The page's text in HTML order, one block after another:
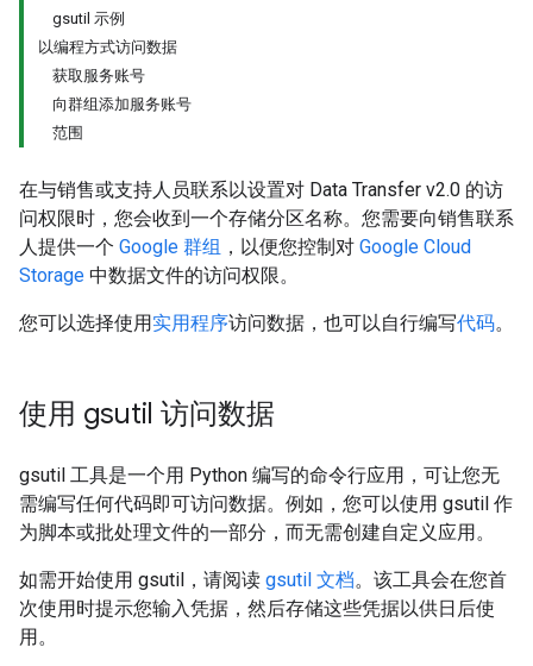
gsutil 示例
以编程方式访问数据
获取服务账号
向群组添加服务账号
范围
在与销售或支持人员联系以设置对 Data Transfer v2.0 的访
问权限时，您会收到一个存储分区名称。您需要向销售联系
人提供一个 Google 群组 ，以便您控制对 Google Cloud
Storage 中数据文件的访问权限。
您可以选择使用实用程序访问数据，也可以自行编写代码。
使用 gsutil 访问数据
gsutil 工具是一个用 Python 编写的命令行应用，可让您无
需编写任何代码即可访问数据。例如，您可以使用 gsutil 作
为脚本或批处理文件的一部分，而无需创建自定义应用。
如需开始使用 gsutil，请阅读 gsutil 文档。该工具会在您首
次使用时提示您输入凭据，然后存储这些凭据以供日后使
用。